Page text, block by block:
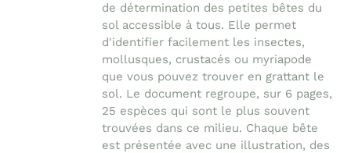
de détermination des petites bêtes du
sol accessible à tous. Elle permet
d'identifier facilement les insectes,
mollusques, crustacés ou myriapode
que vous pouvez trouver en grattant le
sol. Le document regroupe, sur 6 pages,
25 espèces qui sont le plus souvent
trouvées dans ce milieu. Chaque bête
est présentée avec une illustration, des